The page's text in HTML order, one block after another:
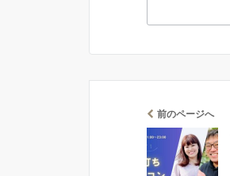
前のページへ